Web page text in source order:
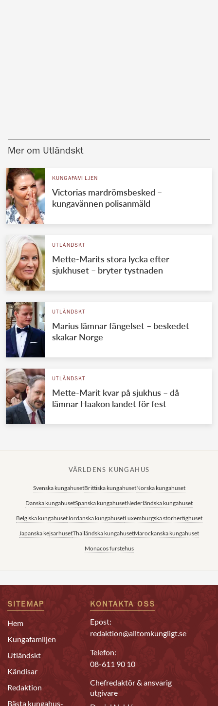
Mer om Utländskt
KUNGAFAMILJEN
Victorias mardrömsbesked –
kungavännen polisanmäld
UTLÄNDSKT
Mette-Marits stora lycka efter
sjukhuset – bryter tystnaden
UTLÄNDSKT
Marius lämnar fängelset – beskedet
skakar Norge
UTLÄNDSKT
Mette-Marit kvar på sjukhus – då
lämnar Haakon landet för fest
VÄRLDENS KUNGAHUS
Svenska kungahusetBrittiska kungahusetNorska kungahuset
Danska kungahusetSpanska kungahusetNederländska kungahuset
Belgiska kungahusetJordanska kungahusetLuxemburgska storhertighuset
Japanska kejsarhusetThailändska kungahusetMarockanska kungahuset
Monacos furstehus
SITEMAP
Hem
Kungafamiljen
Utländskt
Kändisar
Redaktion
Bästa kungahus-
KONTAKTA OSS
Epost:
redaktion@alltomkungligt.se
Telefon:
08-611 90 10
Chefredaktör & ansvarig
utgivare